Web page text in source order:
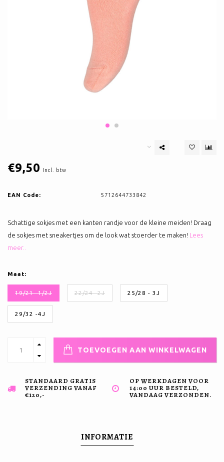
€9,50 Incl. btw
EAN Code: 5712644733842
Schattige sokjes met een kanten randje voor de kleine meiden! Draag
de sokjes met sneakertjes om de look wat stoerder te maken! Lees
meer..
Maat:
19/21- 1/2J 22/24- 2J 25/28 - 3J
29/32 -4J
TOEVOEGEN AAN WINKELWAGEN
STANDAARD GRATIS
VERZENDING VANAF
€120,-
OP WERKDAGEN VOOR
14:00 UUR BESTELD,
VANDAAG VERZONDEN.
INFORMATIE